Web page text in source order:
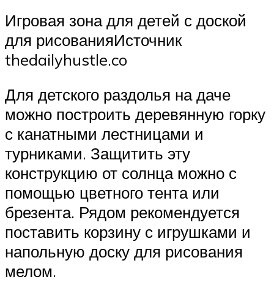
Игровая зона для детей с доской
для рисованияИсточник
thedailyhustle.co
Для детского раздолья на даче
можно построить деревянную горку
с канатными лестницами и
турниками. Защитить эту
конструкцию от солнца можно с
помощью цветного тента или
брезента. Рядом рекомендуется
поставить корзину с игрушками и
напольную доску для рисования
мелом.